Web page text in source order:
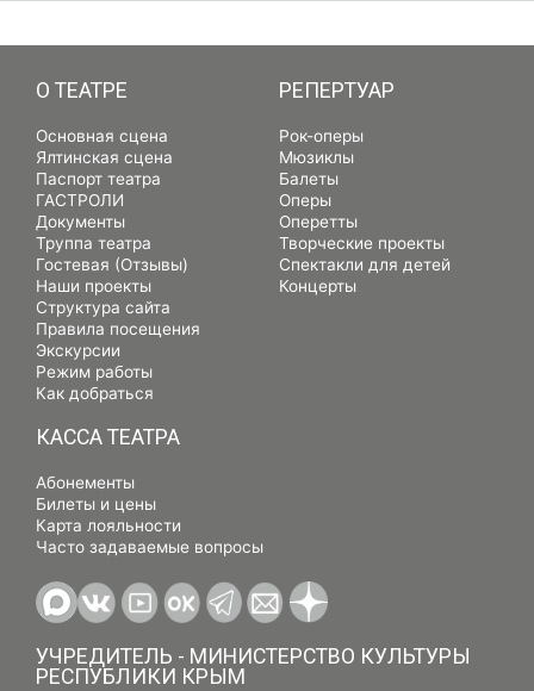
О ТЕАТРЕ
Основная сцена
Ялтинская сцена
Паспорт театра
ГАСТРОЛИ
Документы
Труппа театра
Гостевая (Отзывы)
Наши проекты
Структура сайта
Правила посещения
Экскурсии
Режим работы
Как добраться
РЕПЕРТУАР
Рок-оперы
Мюзиклы
Балеты
Оперы
Оперетты
Творческие проекты
Спектакли для детей
Концерты
КАССА ТЕАТРА
Абонементы
Билеты и цены
Карта лояльности
Часто задаваемые вопросы
УЧРЕДИТЕЛЬ - МИНИСТЕРСТВО КУЛЬТУРЫ
РЕСПУБЛИКИ КРЫМ